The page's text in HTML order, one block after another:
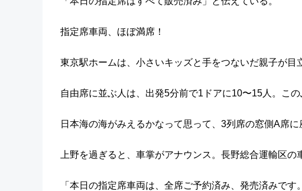
指定席車両、ほぼ満席！
東京駅ホームは、小さいキッズと手をつないだ親子が目
自由席に並ぶ人は、出発5分前で1ドアに10〜15人。こ
日本海の海がみえるかなって思って、3列席の窓側A席
上野を過ぎると、車掌がアナウンス。長野総合運輸区
「本日の指定席車両は、全席ご予約済み、発売済みです